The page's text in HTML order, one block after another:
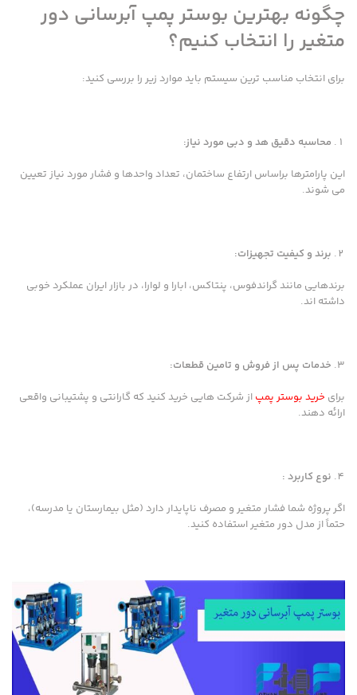
چگونه بهترین بوستر پمپ آبرسانی دور
متغیر را انتخاب کنیم؟
برای انتخاب مناسب ترین سیستم باید موارد زیر را بررسی کنید:
محاسبه دقیق هد و دبی مورد نیاز:
این پارامترها براساس ارتفاع ساختمان، تعداد واحدها و فشار مورد نیاز تعیین
می شوند.
برند و کیفیت تجهیزات:
برندهایی مانند گراندفوس، پنتاکس، ابارا و لوارا، در بازار ایران عملکرد خوبی
داشته اند.
خدمات پس از فروش و تامین قطعات:
برای خرید بوستر پمپ از شرکت هایی خرید کنید که گارانتی و پشتیبانی واقعی
ارائه دهند.
نوع کاربرد :
اگر پروژه شما فشار متغیر و مصرف ناپایدار دارد (مثل بیمارستان یا مدرسه)،
حتماً از مدل دور متغیر استفاده کنید.